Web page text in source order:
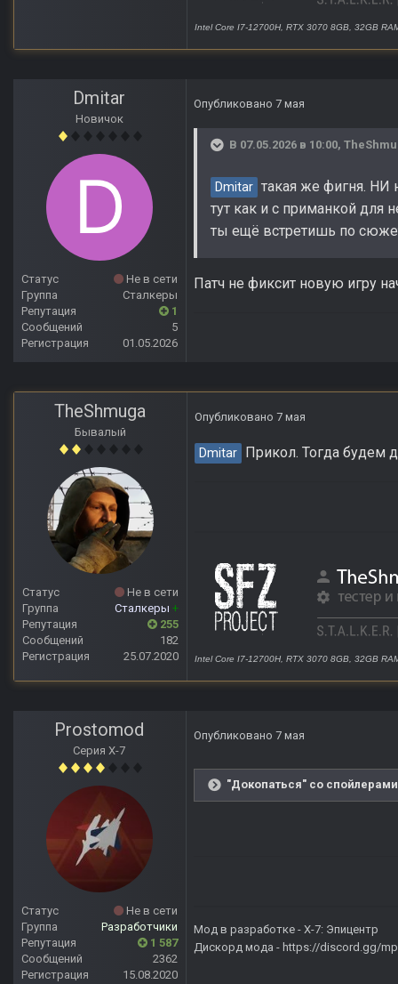
Intel Core I7-12700H, RTX 3070 8GB, 32GB
Dmitar
Новичок
Статус
Не в сети
Группа
Сталкеры
Репутация
1
Сообщений
5
Регистрация
01.05.2026
Опубликовано 7 мая
В 07.05.2026 в 10:00,
Dmitar такая же фигня. НИ
тут как и с приманкой для
ты ещё встретишь по
Патч не фиксит новую игру
TheShmuga
Бывалый
Статус
Не в сети
Группа
Сталкеры +
Репутация
255
Сообщений
182
Регистрация
25.07.2020
Опубликовано 7 мая
Dmitar Прикол. Тогда будем
Intel Core I7-12700H, RTX 3070 8GB, 32GB
Prostomod
Серия Х-7
Статус
Не в сети
Группа
Разработчики
Репутация
1 587
Сообщений
2362
Регистрация
15.08.2020
Опубликовано 7 мая
"Докопаться" со
Мод в разработке - X-7: Эпицентр
Дискорд мода - https://discord.gg/